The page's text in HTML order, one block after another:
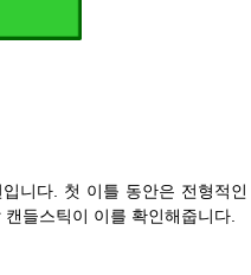
니다. 첫 이틀 동안은 전형적인
들스틱이 이를 확인해줍니다.